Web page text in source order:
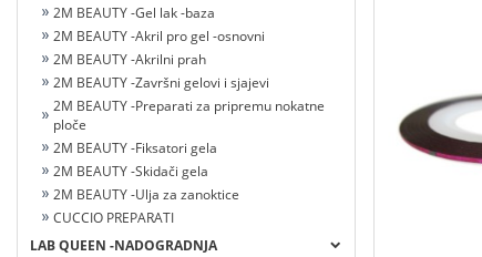
2M BEAUTY -Gel lak -baza
2M BEAUTY -Akril pro gel -osnovni
2M BEAUTY -Akrilni prah
2M BEAUTY -Završni gelovi i sjajevi
2M BEAUTY -Preparati za pripremu nokatne
ploče
2M BEAUTY -Fiksatori gela
2M BEAUTY -Skidači gela
2M BEAUTY -Ulja za zanoktice
CUCCIO PREPARATI
LAB QUEEN -NADOGRADNJA